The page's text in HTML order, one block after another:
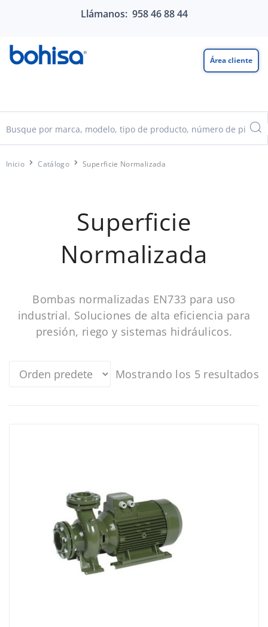
Llámanos: 958 46 88 44
Área cliente
Inicio Catálogo Superficie Normalizada
Superficie
Normalizada
Bombas normalizadas EN733 para uso
industrial. Soluciones de alta eficiencia para
presión, riego y sistemas hidráulicos.
Mostrando los 5 resultados